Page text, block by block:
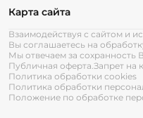
Карта сайта
Взаимодействуя с сайтом и
Вы соглашаетесь на
Мы отвечаем за
Публичная оферта.Запрет на
Политика обработки cookies
Политика обработки
Положение по обработке